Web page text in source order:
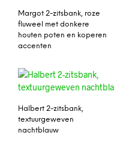
Margot 2-zitsbank, roze
fluweel met donkere
houten poten en koperen
accenten
Halbert 2-zitsbank,
textuurgeweven
nachtblauw